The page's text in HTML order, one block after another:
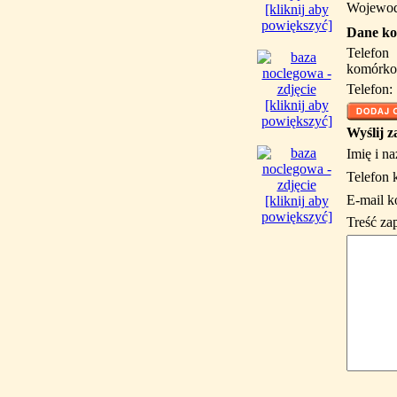
[kliknij aby
powiększyć]
[kliknij aby
powiększyć]
[kliknij aby
powiększyć]
Dane
Telefon
Telefon:
Wyślij
Imię i
Telefon
E-mail
Treść